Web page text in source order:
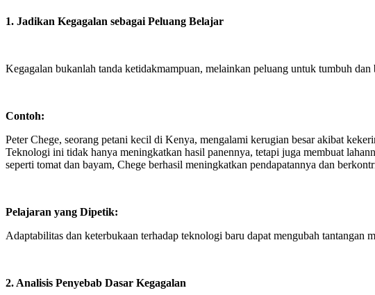
1. Jadikan Kegagalan sebagai Peluang Belajar
Kegagalan bukanlah tanda ketidakmampuan, melainkan peluang untuk tumbuh
Contoh:
Peter Chege, seorang petani kecil di Kenya, mengalami kerugian besar akibat
Teknologi ini tidak hanya meningkatkan hasil panennya, tetapi juga membuat
seperti tomat dan bayam, Chege berhasil meningkatkan pendapatannya dan
Pelajaran yang Dipetik:
Adaptabilitas dan keterbukaan terhadap teknologi baru dapat mengubah tantangan
2. Analisis Penyebab Dasar Kegagalan